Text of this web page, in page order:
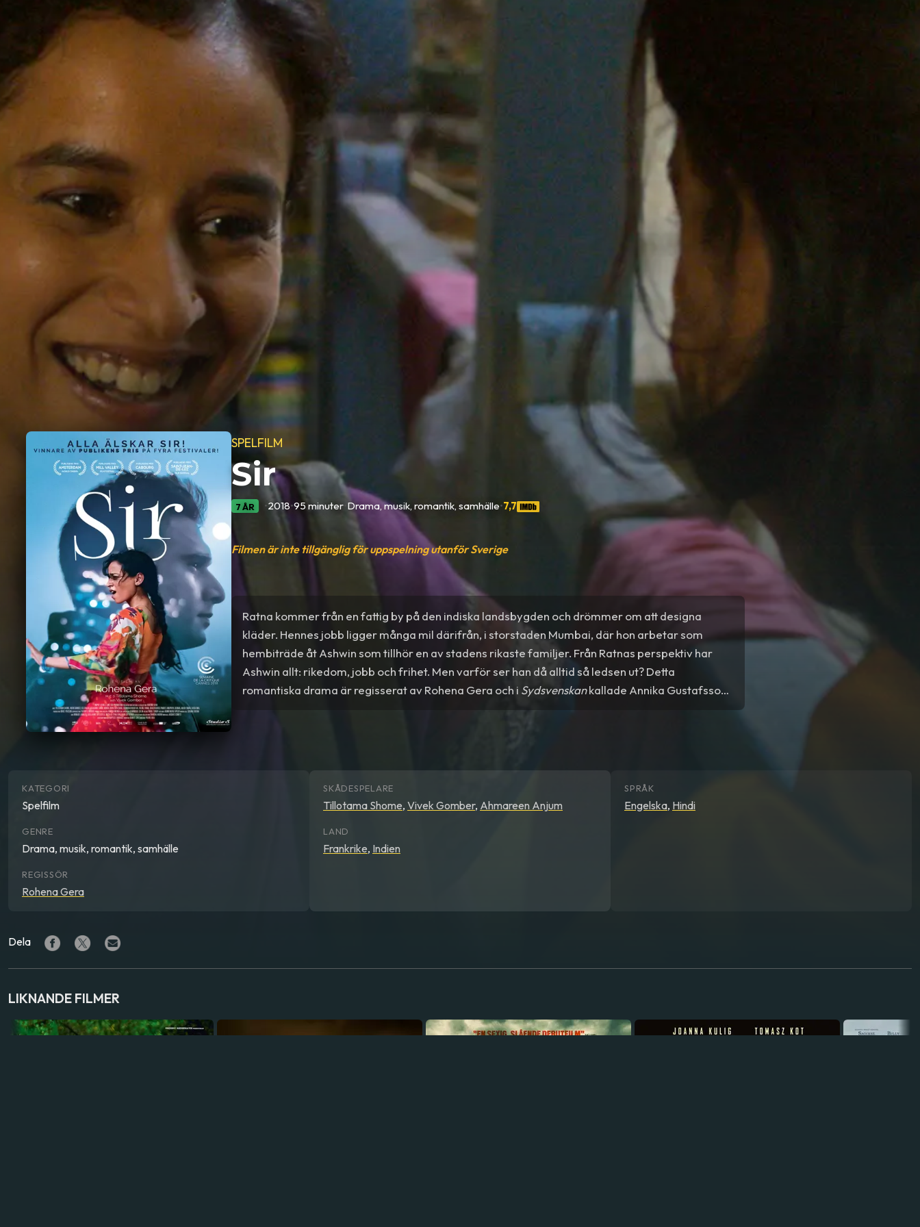
SPELFILM
Sir
7 ÅR •2018•95 minuter Drama, musik, romantik, samhälle•7,7
Filmen är inte tillgänglig för uppspelning utanför Sverige
Ratna kommer från en fattig by på den indiska landsbygden och drömmer om att designa
kläder. Hennes jobb ligger många mil därifrån, i storstaden Mumbai, där hon arbetar som
hembiträde åt Ashwin som tillhör en av stadens rikaste familjer. Från Ratnas perspektiv har
Ashwin allt: rikedom, jobb och frihet. Men varför ser han då alltid så ledsen ut? Detta
romantiska drama är regisserat av Rohena Gera och i Sydsvenskankallade Annika Gustafsson
filmen för ”ett omsorgsfullt drama om det indiska klassamhället”. Prisades på Cannes
KATEGORI
Spelfilm
GENRE
Drama, musik, romantik, samhälle
REGISSÖR
Rohena Gera
SKÅDESPELARE
Tillotama Shome, Vivek Gomber, Ahmareen Anjum
LAND
Frankrike, Indien
SPRÅK
Engelska, Hindi
Dela
LIKNANDE FILMER